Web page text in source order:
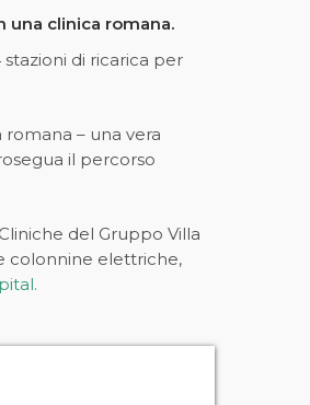
una clinica romana.
di ricarica per
– una vera
il percorso
del Gruppo Villa
colonnine elettriche,